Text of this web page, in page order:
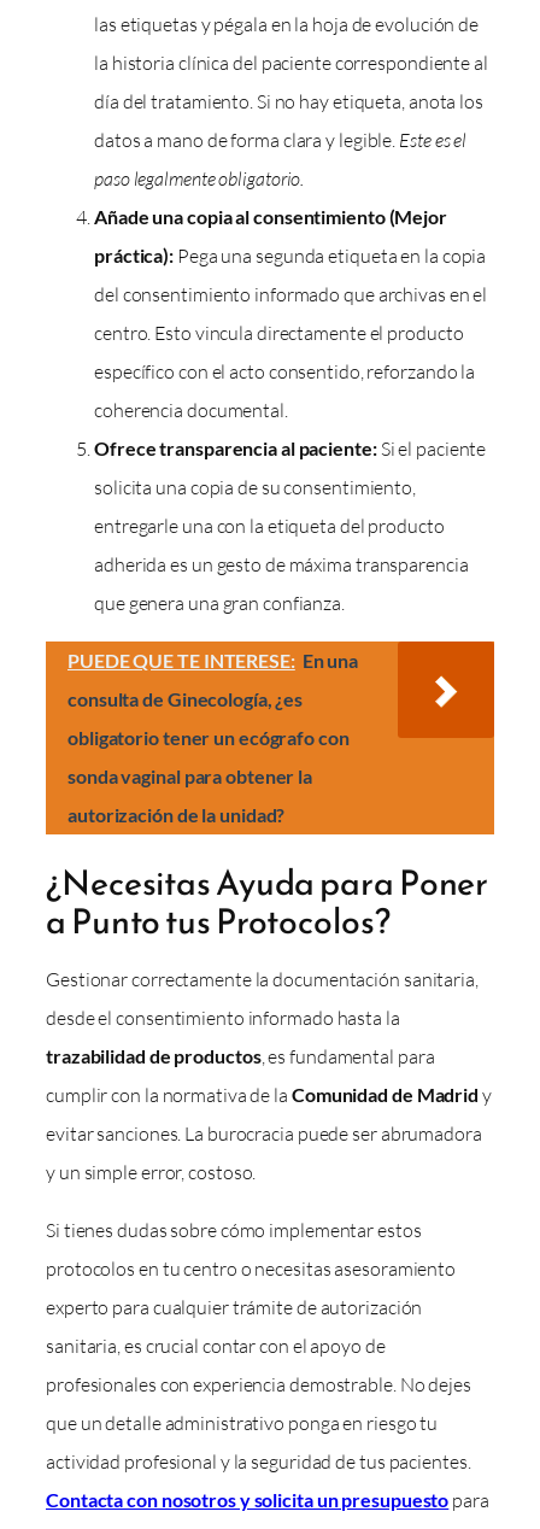
las etiquetas y pégala en la hoja de evolución de
la historia clínica del paciente correspondiente al
día del tratamiento. Si no hay etiqueta, anota los
datos a mano de forma clara y legible. Este es el
paso legalmente obligatorio.
Añade una copia al consentimiento (Mejor
práctica): Pega una segunda etiqueta en la copia
del consentimiento informado que archivas en el
centro. Esto vincula directamente el producto
específico con el acto consentido, reforzando la
coherencia documental.
Ofrece transparencia al paciente:Si el paciente
solicita una copia de su consentimiento,
entregarle una con la etiqueta del producto
adherida es un gesto de máxima transparencia
que genera una gran confianza.
PUEDE QUE TE INTERESE: En una
consulta de Ginecología, ¿es
obligatorio tener un ecógrafo con
sonda vaginal para obtener la
autorización de la unidad?
¿Necesitas Ayuda para Poner
a Punto tus Protocolos?
Gestionar correctamente la documentación sanitaria,
desde el consentimiento informado hasta la
trazabilidad de productos, es fundamental para
cumplir con la normativa de la Comunidad de Madrid y
evitar sanciones. La burocracia puede ser abrumadora
y un simple error, costoso.
Si tienes dudas sobre cómo implementar estos
protocolos en tu centro o necesitas asesoramiento
experto para cualquier trámite de autorización
sanitaria, es crucial contar con el apoyo de
profesionales con experiencia demostrable. No dejes
que un detalle administrativo ponga en riesgo tu
actividad profesional y la seguridad de tus pacientes.
Contacta con nosotros y solicita un presupuesto para